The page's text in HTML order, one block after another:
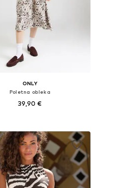
ONLY
Poletna obleka
39,90 €
Dodaj v košarico